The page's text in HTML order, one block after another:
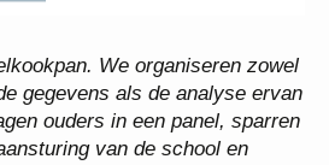
We organiseren zowel
gegevens als de analyse ervan
ouders in een panel, sparren
van de school en